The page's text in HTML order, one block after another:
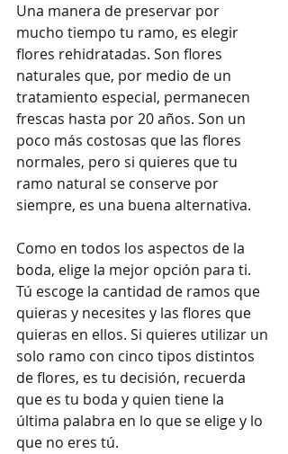
Una manera de preservar por
mucho tiempo tu ramo, es elegir
flores rehidratadas. Son flores
naturales que, por medio de un
tratamiento especial, permanecen
frescas hasta por 20 años. Son un
poco más costosas que las flores
normales, pero si quieres que tu
ramo natural se conserve por
siempre, es una buena alternativa.
Como en todos los aspectos de la
boda, elige la mejor opción para ti.
Tú escoge la cantidad de ramos que
quieras y necesites y las flores que
quieras en ellos. Si quieres utilizar un
solo ramo con cinco tipos distintos
de flores, es tu decisión, recuerda
que es tu boda y quien tiene la
última palabra en lo que se elige y lo
que no eres tú.